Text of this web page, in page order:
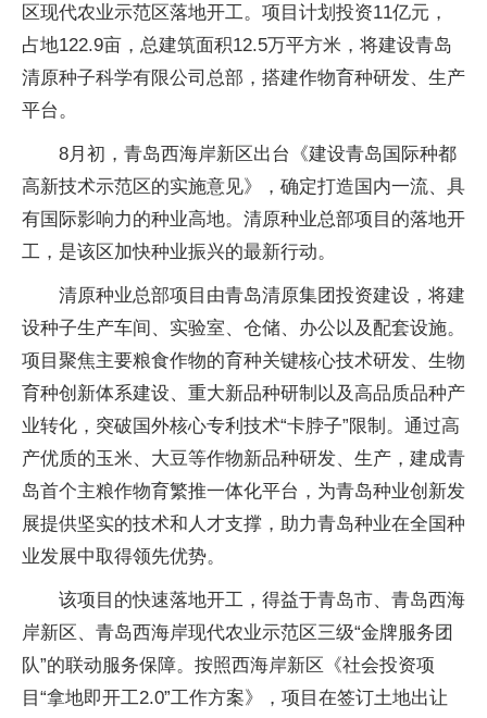
区现代农业示范区落地开工。项目计划投资11亿元，
占地122.9亩，总建筑面积12.5万平方米，将建设青岛
清原种子科学有限公司总部，搭建作物育种研发、生产
平台。
8月初，青岛西海岸新区出台《建设青岛国际种都
高新技术示范区的实施意见》，确定打造国内一流、具
有国际影响力的种业高地。清原种业总部项目的落地开
工，是该区加快种业振兴的最新行动。
清原种业总部项目由青岛清原集团投资建设，将建
设种子生产车间、实验室、仓储、办公以及配套设施。
项目聚焦主要粮食作物的育种关键核心技术研发、生物
育种创新体系建设、重大新品种研制以及高品质品种产
业转化，突破国外核心专利技术“卡脖子”限制。通过高
产优质的玉米、大豆等作物新品种研发、生产，建成青
岛首个主粮作物育繁推一体化平台，为青岛种业创新发
展提供坚实的技术和人才支撑，助力青岛种业在全国种
业发展中取得领先优势。
该项目的快速落地开工，得益于青岛市、青岛西海
岸新区、青岛西海岸现代农业示范区三级“金牌服务团
队”的联动服务保障。按照西海岸新区《社会投资项
目“拿地即开工2.0”工作方案》，项目在签订土地出让